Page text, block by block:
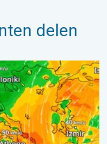
delen
Hitte en veel